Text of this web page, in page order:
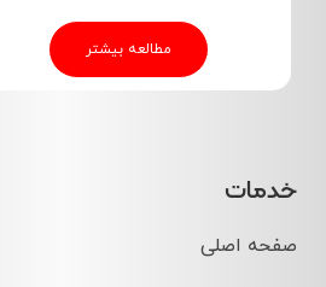
مطالعه بیشتر
خدمات
صفحه اصلی